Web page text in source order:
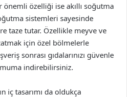
önemli özelliği ise akıllı soğutma
sistemleri sayesinde
taze tutar. Özellikle meyve ve
için özel bölmelerle
sonrası gıdalarınızı güvenle
indirebilirsiniz.
iç tasarımı da oldukça